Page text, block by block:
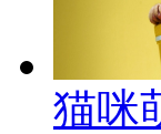
猫咪